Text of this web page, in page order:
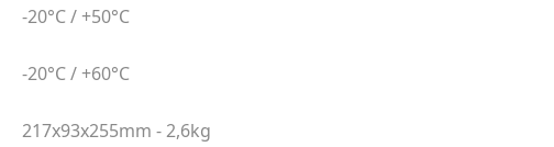
-20°C / +50°C
-20°C / +60°C
217x93x255mm - 2,6kg